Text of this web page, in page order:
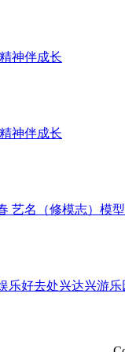
神伴成长
神伴成长
艺名（修模志）模
乐好去处兴达兴游